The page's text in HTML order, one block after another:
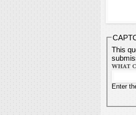
This
WHAT
Enter